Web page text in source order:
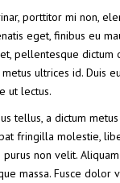
porttitor mi non,
eget, finibus eu
pellentesque dictum
ultrices id. Duis
ut lectus.
tellus, a dictum
fringilla molestie,
non velit.
massa. Fusce dolor